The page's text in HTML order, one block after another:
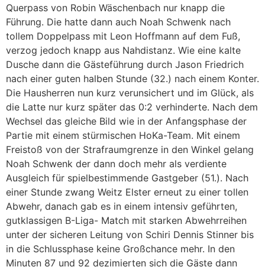
Querpass von Robin Wäschenbach nur knapp die
Führung. Die hatte dann auch Noah Schwenk nach
tollem Doppelpass mit Leon Hoffmann auf dem Fuß,
verzog jedoch knapp aus Nahdistanz. Wie eine kalte
Dusche dann die Gästeführung durch Jason Friedrich
nach einer guten halben Stunde (32.) nach einem Konter.
Die Hausherren nun kurz verunsichert und im Glück, als
die Latte nur kurz später das 0:2 verhinderte. Nach dem
Wechsel das gleiche Bild wie in der Anfangsphase der
Partie mit einem stürmischen HoKa-Team. Mit einem
Freistoß von der Strafraumgrenze in den Winkel gelang
Noah Schwenk der dann doch mehr als verdiente
Ausgleich für spielbestimmende Gastgeber (51.). Nach
einer Stunde zwang Weitz Elster erneut zu einer tollen
Abwehr, danach gab es in einem intensiv geführten,
gutklassigen B-Liga- Match mit starken Abwehrreihen
unter der sicheren Leitung von Schiri Dennis Stinner bis
in die Schlussphase keine Großchance mehr. In den
Minuten 87 und 92 dezimierten sich die Gäste dann